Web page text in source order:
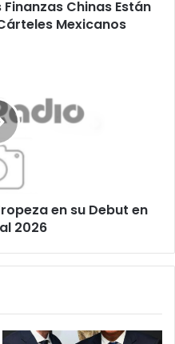
Chinas Están
Mexicanos
en su Debut en
2026